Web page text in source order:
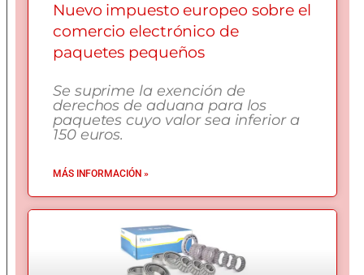
Nuevo impuesto europeo sobre el
comercio electrónico de
paquetes pequeños
Se suprime la exención de
derechos de aduana para los
paquetes cuyo valor sea inferior a
150 euros.
MÁS INFORMACIÓN »